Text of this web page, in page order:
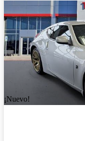
¡Nuevo!